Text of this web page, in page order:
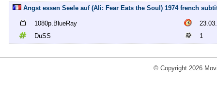
Angst essen Seele auf (Ali: Fear Eats the Soul) 1974 french
1080p.BlueRay
DuSS
1
© Copyright 2026